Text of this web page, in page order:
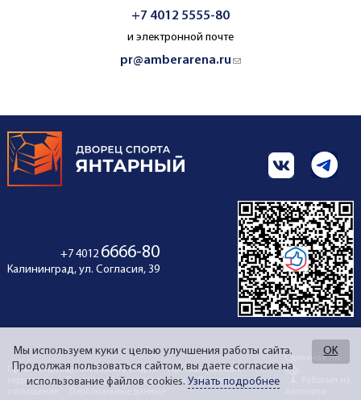
+7 4012 5555-80
и электронной почте
pr@amberarena.ru(link sends e-mail)
+7 4012 6666-80
Калининград, ул. Согласия, 39
Правила посещения объекта спорта
Противодействие
терроризму
Противодействие коррупции
Пользовательское
Сделано в ЛА
Мы используем куки с целью улучшения работы сайта.
Продолжая пользоваться сайтом, вы даете согласие на
использование файлов cookies. Узнать подробнее
OK